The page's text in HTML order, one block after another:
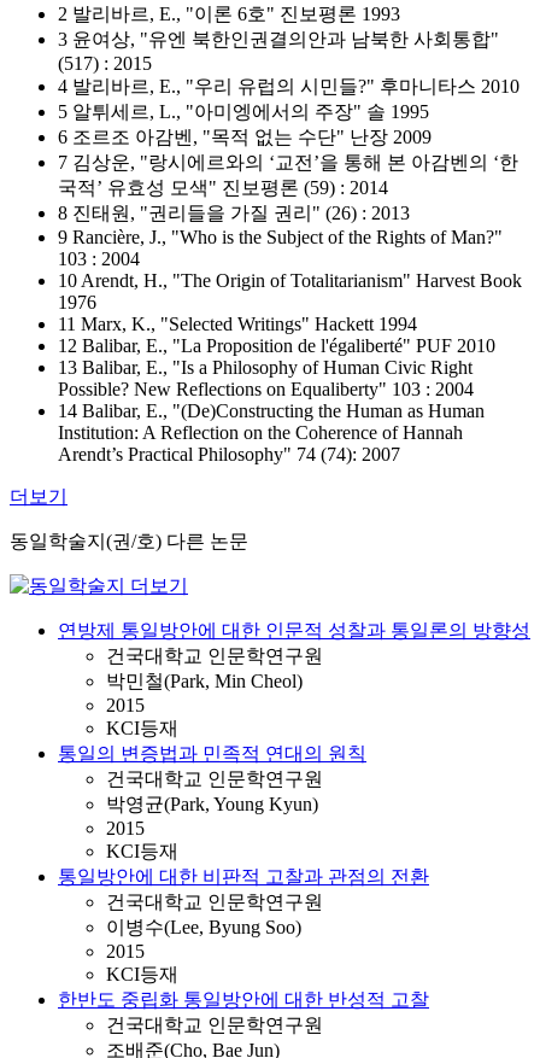
2 발리바르, E., "이론 6호" 진보평론 1993
3 윤여상, "유엔 북한인권결의안과 남북한 사회통합"
(517) : 2015
4 발리바르, E., "우리 유럽의 시민들?" 후마니타스 2010
5 알튀세르, L., "아미엥에서의 주장" 솔 1995
6 조르조 아감벤, "목적 없는 수단" 난장 2009
7 김상운, "랑시에르와의 ‘교전’을 통해 본 아감벤의 ‘한
국적’ 유효성 모색" 진보평론 (59) : 2014
8 진태원, "권리들을 가질 권리" (26) : 2013
9 Rancière, J., "Who is the Subject of the Rights of Man?"
103 : 2004
10 Arendt, H., "The Origin of Totalitarianism" Harvest Book
1976
11 Marx, K., "Selected Writings" Hackett 1994
12 Balibar, E., "La Proposition de l'égaliberté" PUF 2010
13 Balibar, E., "Is a Philosophy of Human Civic Right
Possible? New Reflections on Equaliberty" 103 : 2004
14 Balibar, E., "(De)Constructing the Human as Human
Institution: A Reflection on the Coherence of Hannah
Arendt’s Practical Philosophy" 74 (74): 2007
더보기
동일학술지(권/호) 다른 논문
연방제 통일방안에 대한 인문적 성찰과 통일론의 방향성
건국대학교 인문학연구원
박민철(Park, Min Cheol)
2015
KCI등재
통일의 변증법과 민족적 연대의 원칙
건국대학교 인문학연구원
박영균(Park, Young Kyun)
2015
KCI등재
통일방안에 대한 비판적 고찰과 관점의 전환
건국대학교 인문학연구원
이병수(Lee, Byung Soo)
2015
KCI등재
한반도 중립화 통일방안에 대한 반성적 고찰
건국대학교 인문학연구원
조배준(Cho, Bae Jun)